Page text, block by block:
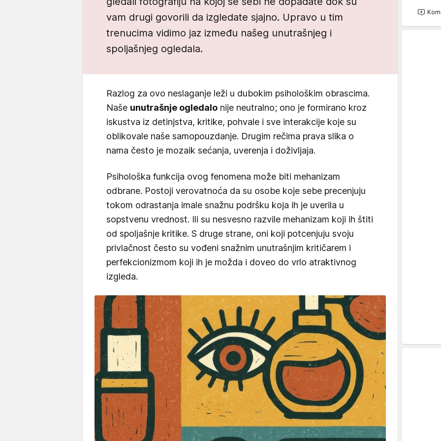
vam drugi govorili da izgledate sjajno. Upravo u tim
trenucima vidimo jaz između našeg unutrašnjeg i
spoljašnjeg ogledala.
Razlog za ovo neslaganje leži u dubokim psihološkim obrascima.
Naše unutrašnje ogledalo nije neutralno; ono je formirano kroz
iskustva iz detinjstva, kritike, pohvale i sve interakcije koje su
oblikovale naše samopouzdanje. Drugim rečima prava slika o
nama često je mozaik sećanja, uverenja i doživljaja.
Psihološka funkcija ovog fenomena može biti mehanizam
odbrane. Postoji verovatnoća da su osobe koje sebe precenjuju
tokom odrastanja imale snažnu podršku koja ih je uverila u
sopstvenu vrednost. Ili su nesvesno razvile mehanizam koji ih štiti
od spoljašnje kritike. S druge strane, oni koji potcenjuju svoju
privlačnost često su vođeni snažnim unutrašnjim kritičarem i
perfekcionizmom koji ih je možda i doveo do vrlo atraktivnog
izgleda.